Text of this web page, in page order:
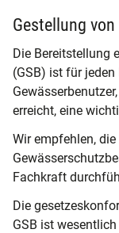
Gestellung
Die Bereitstellung
(GSB) ist für
erreicht, eine
Wir empfehlen,
Fachkraft
Die
GSB ist